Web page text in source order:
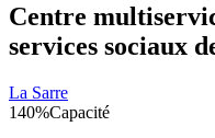
Centre
services sociaux
La Sarre
140%Capacité